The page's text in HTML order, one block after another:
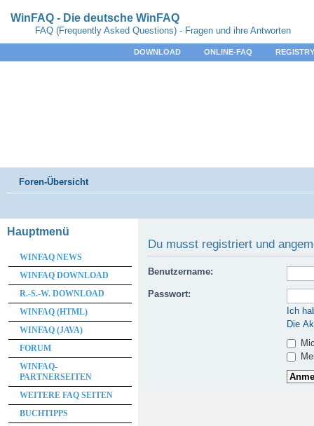
WinFAQ - Die deutsche WinFAQ
FAQ (Frequently Asked Questions) - Fragen und ihre Antworten
DOWNLOAD ONLINE-FAQ
Foren-Übersicht
Du musst registriert und
Benutzername:
Passwort:
Ich
Die
Hauptmenü
WINFAQ NEWS
WINFAQ DOWNLOAD
R.-S.-W. DOWNLOAD
WINFAQ (HTML)
WINFAQ (JAVA)
FORUM
WINFAQ-
PARTNERSEITEN
WEITERE FAQ SEITEN
BUCHTIPPS